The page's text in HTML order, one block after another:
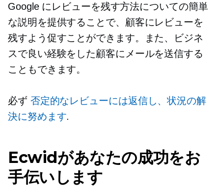
Google にレビューを残す方法についての簡単
な説明を提供することで、顧客にレビューを
残すよう促すことができます。また、ビジネ
スで良い経験をした顧客にメールを送信する
こともできます。
必ず 否定的なレビューには返信し、状況の解
決に努めます.
Ecwidがあなたの成功をお
手伝いします